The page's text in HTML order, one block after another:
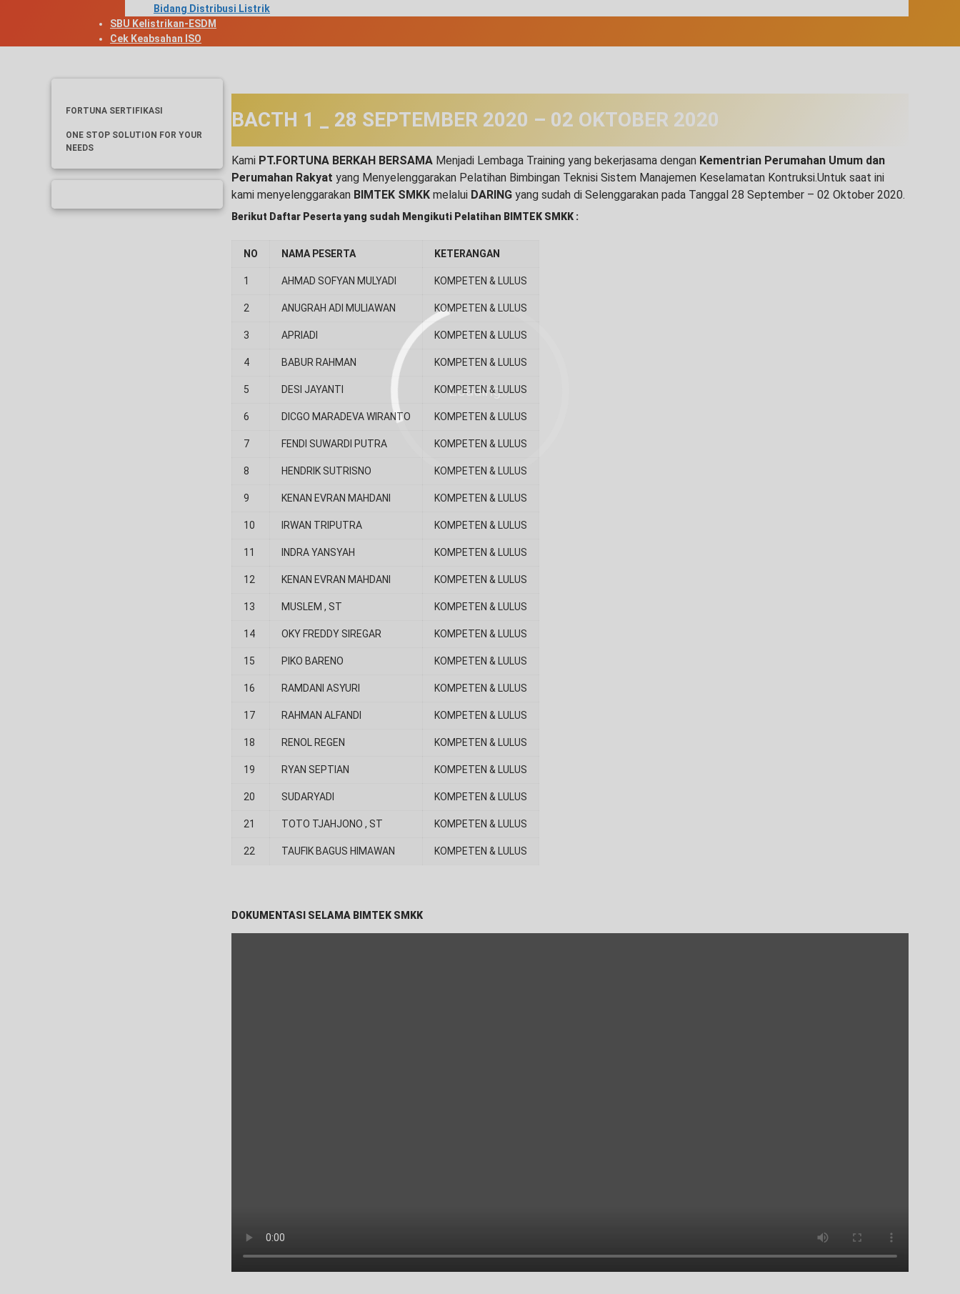
Bidang Distribusi Listrik
SBU Kelistrikan-ESDM
Cek Keabsahan ISO
BACTH 1 _ 28 SEPTEMBER 2020 – 02 OKTOBER 2020
Kami PT.FORTUNA BERKAH BERSAMA Menjadi Lembaga Training yang bekerjasama dengan Kementrian Perumahan Umum dan
Perumahan Rakyat yang Menyelenggarakan Pelatihan Bimbingan Teknisi Sistem Manajemen Keselamatan Kontruksi.Untuk saat ini
kami menyelenggarakan BIMTEK SMKK melalui DARING yang sudah di Selenggarakan pada Tanggal 28 September – 02 Oktober 2020.
Berikut Daftar Peserta yang sudah Mengikuti Pelatihan BIMTEK SMKK :
NO NAMA PESERTA KETERANGAN
1 AHMAD SOFYAN MULYADI KOMPETEN & LULUS
2 ANUGRAH ADI MULIAWAN KOMPETEN & LULUS
3 APRIADI KOMPETEN & LULUS
4 BABUR RAHMAN KOMPETEN & LULUS
5 DESI JAYANTI KOMPETEN & LULUS
6 DICGO MARADEVA WIRANTO KOMPETEN & LULUS
7 FENDI SUWARDI PUTRA KOMPETEN & LULUS
8 HENDRIK SUTRISNO KOMPETEN & LULUS
9 KENAN EVRAN MAHDANI KOMPETEN & LULUS
10 IRWAN TRIPUTRA KOMPETEN & LULUS
11 INDRA YANSYAH KOMPETEN & LULUS
12 KENAN EVRAN MAHDANI KOMPETEN & LULUS
13 MUSLEM , ST KOMPETEN & LULUS
14 OKY FREDDY SIREGAR KOMPETEN & LULUS
15 PIKO BARENO KOMPETEN & LULUS
16 RAMDANI ASYURI KOMPETEN & LULUS
17 RAHMAN ALFANDI KOMPETEN & LULUS
18 RENOL REGEN KOMPETEN & LULUS
19 RYAN SEPTIAN KOMPETEN & LULUS
20 SUDARYADI KOMPETEN & LULUS
21 TOTO TJAHJONO , ST KOMPETEN & LULUS
22 TAUFIK BAGUS HIMAWAN KOMPETEN & LULUS
DOKUMENTASI SELAMA BIMTEK SMKK
FORTUNA SERTIFIKASI
ONE STOP SOLUTION FOR YOUR
NEEDS